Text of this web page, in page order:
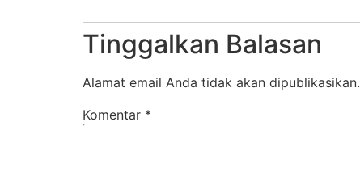
Tinggalkan Balasan
Alamat email Anda tidak akan dipublikasikan.
Komentar *